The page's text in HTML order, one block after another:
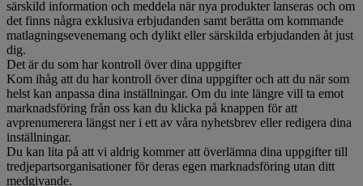
särskild information och meddela när nya produkter lanseras och om
det finns några exklusiva erbjudanden samt berätta om kommande
matlagningsevenemang och dylikt eller särskilda erbjudanden åt just
dig.
Det är du som har kontroll över dina uppgifter
Kom ihåg att du har kontroll över dina uppgifter och att du när som
helst kan anpassa dina inställningar. Om du inte längre vill ta emot
marknadsföring från oss kan du klicka på knappen för att
avprenumerera längst ner i ett av våra nyhetsbrev eller redigera dina
inställningar.
Du kan lita på att vi aldrig kommer att överlämna dina uppgifter till
tredjepartsorganisationer för deras egen marknadsföring utan ditt
medgivande.